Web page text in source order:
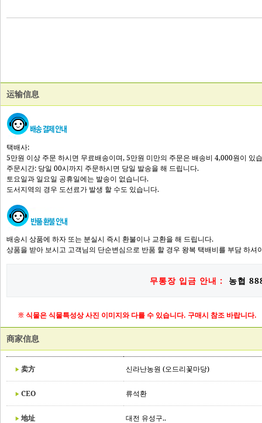
运输信息
택배사:
5만원 이상 주문 하시면 무료배송이며, 5만원 미만의 주문은 배송비 4,000원이 있
주문시간: 당일 00시까지 주문하시면 당일 발송을 해 드립니다.
토요일과 일요일 공휴일에는 발송이 없습니다.
도서지역의 경우 도선료가 발생 할 수도 있습니다.
배송시 상품에 하자 또는 분실시 즉시 환불이나 교환을 해 드립니다.
상품을 받아 보시고 고객님의 단순변심으로 반품 할 경우 왕복 택배비를 부담 하셔
무통장 입금 안내 : 농협
※ 식물은 식물특성상 사진 이미지와 다를 수 있습니다. 구매시 참조 바랍니다.
商家信息
卖方 신라난농원 (오드리꽃마당)
CEO 류석환
地址 대전 유성구..